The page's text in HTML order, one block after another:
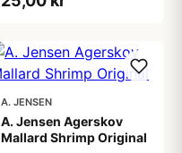
A. JENSEN
A. Jensen Agerskov
Mallard Shrimp Original